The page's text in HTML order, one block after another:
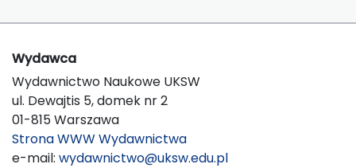
Wydawca
Wydawnictwo Naukowe UKSW
ul. Dewajtis 5, domek nr 2
01-815 Warszawa
Strona WWW Wydawnictwa
e-mail: wydawnictwo@uksw.edu.pl